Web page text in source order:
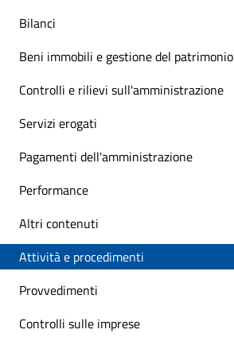
Bilanci
Beni immobili e gestione del patrimonio
Controlli e rilievi sull'amministrazione
Servizi erogati
Pagamenti dell'amministrazione
Performance
Altri contenuti
Attività e procedimenti
Provvedimenti
Controlli sulle imprese